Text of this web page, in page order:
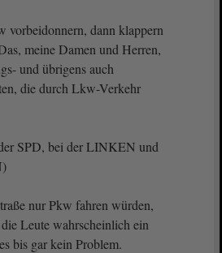
vorbeidonnern, dann klappern
meine Damen und Herren,
und übrigens auch
die durch Lkw-Verkehr
SPD, bei der LINKEN und
nur Pkw fahren würden,
Leute wahrscheinlich ein
bis gar kein Problem.